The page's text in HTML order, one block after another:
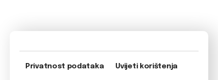
Privatnost podataka Uvijeti korištenja